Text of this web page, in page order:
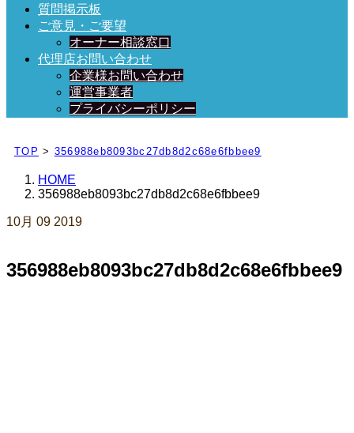
質問掲示板
ご意見・ご要望
オーナー相談窓口
代理店お問い合わせ
企業様お問い合わせ
運営事業者
プライバシーポリシー
TOP > 356988eb8093bc27db8d2c68e6fbbee9
HOME
356988eb8093bc27db8d2c68e6fbbee9
10月 09 2019
356988eb8093bc27db8d2c68e6fbbee9